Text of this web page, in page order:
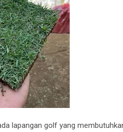
lapangan golf yang